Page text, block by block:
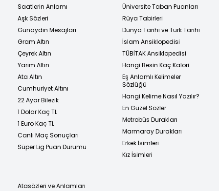
Saatlerin Anlamı
Aşk Sözleri
Günaydın Mesajları
Gram Altın
Çeyrek Altın
Yarım Altın
Ata Altın
Cumhuriyet Altını
22 Ayar Bilezik
1 Dolar Kaç TL
1 Euro Kaç TL
Canlı Maç Sonuçları
Süper Lig Puan Durumu
Üniversite Taban Puanları
Rüya Tabirleri
Dünya Tarihi ve Türk Tarihi
İslam Ansiklopedisi
TÜBİTAK Ansiklopedisi
Hangi Besin Kaç Kalori
Eş Anlamlı Kelimeler
Sözlüğü
Hangi Kelime Nasıl Yazılır?
En Güzel Sözler
Metrobüs Durakları
Marmaray Durakları
Erkek İsimleri
Kız İsimleri
Atasözleri ve Anlamları